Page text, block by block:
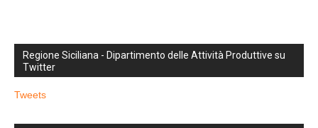
Regione Siciliana - Dipartimento delle Attività Produttive su
Twitter
Tweets